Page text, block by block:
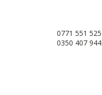
0771 551 525
0350 407 944